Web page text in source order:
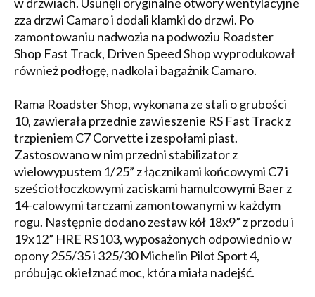
zza drzwi Camaro i dodali klamki do drzwi. Po
zamontowaniu nadwozia na podwoziu Roadster
Shop Fast Track, Driven Speed Shop wyprodukował
również podłogę, nadkola i bagażnik Camaro.
Rama Roadster Shop, wykonana ze stali o grubości
10, zawierała przednie zawieszenie RS Fast Track z
trzpieniem C7 Corvette i zespołami piast.
Zastosowano w nim przedni stabilizator z
wielowypustem 1/25” z łącznikami końcowymi C7 i
sześciotłoczkowymi zaciskami hamulcowymi Baer z
14-calowymi tarczami zamontowanymi w każdym
rogu. Następnie dodano zestaw kół 18x9” z przodu i
19x12” HRE RS103, wyposażonych odpowiednio w
opony 255/35 i 325/30 Michelin Pilot Sport 4,
próbując okiełznać moc, która miała nadejść.